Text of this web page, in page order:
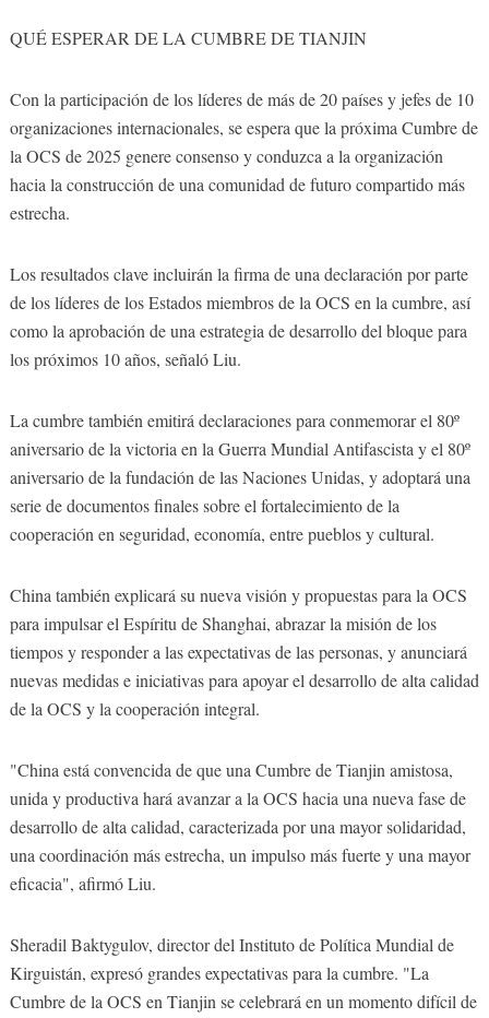
QUÉ ESPERAR DE LA CUMBRE DE TIANJIN
Con la participación de los líderes de más de 20 países y jefes de 10
organizaciones internacionales, se espera que la próxima Cumbre de
la OCS de 2025 genere consenso y conduzca a la organización
hacia la construcción de una comunidad de futuro compartido más
estrecha.
Los resultados clave incluirán la firma de una declaración por parte
de los líderes de los Estados miembros de la OCS en la cumbre, así
como la aprobación de una estrategia de desarrollo del bloque para
los próximos 10 años, señaló Liu.
La cumbre también emitirá declaraciones para conmemorar el 80º
aniversario de la victoria en la Guerra Mundial Antifascista y el 80º
aniversario de la fundación de las Naciones Unidas, y adoptará una
serie de documentos finales sobre el fortalecimiento de la
cooperación en seguridad, economía, entre pueblos y cultural.
China también explicará su nueva visión y propuestas para la OCS
para impulsar el Espíritu de Shanghai, abrazar la misión de los
tiempos y responder a las expectativas de las personas, y anunciará
nuevas medidas e iniciativas para apoyar el desarrollo de alta calidad
de la OCS y la cooperación integral.
"China está convencida de que una Cumbre de Tianjin amistosa,
unida y productiva hará avanzar a la OCS hacia una nueva fase de
desarrollo de alta calidad, caracterizada por una mayor solidaridad,
una coordinación más estrecha, un impulso más fuerte y una mayor
eficacia", afirmó Liu.
Sheradil Baktygulov, director del Instituto de Política Mundial de
Kirguistán, expresó grandes expectativas para la cumbre. "La
Cumbre de la OCS en Tianjin se celebrará en un momento difícil de